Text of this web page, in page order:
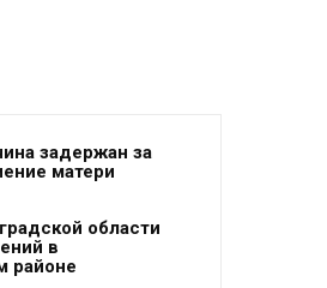
задержан за
матери
области
в
районе